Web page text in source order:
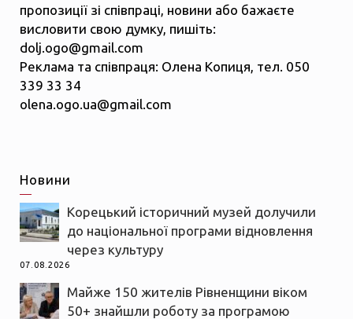
пропозиції зі співпраці, новини або бажаєте
висловити свою думку, пишіть:
dolj.ogo@gmail.com
Реклама та співпраця: Олена Копиця, тел. 050
339 33 34
olena.ogo.ua@gmail.com
Новини
Корецький історичний музей долучили
до національної програми відновлення
через культуру
07.08.2026
Майже 150 жителів Рівненщини віком
50+ знайшли роботу за програмою